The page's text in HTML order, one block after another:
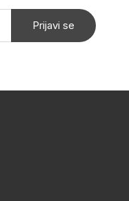
Prijavi se